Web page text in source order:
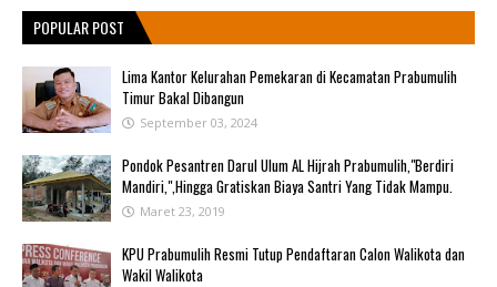
POPULAR POST
Lima Kantor Kelurahan Pemekaran di Kecamatan Prabumulih
Timur Bakal Dibangun
September 03, 2024
Pondok Pesantren Darul Ulum AL Hijrah Prabumulih,"Berdiri
Mandiri,",Hingga Gratiskan Biaya Santri Yang Tidak Mampu.
Maret 23, 2019
KPU Prabumulih Resmi Tutup Pendaftaran Calon Walikota dan
Wakil Walikota